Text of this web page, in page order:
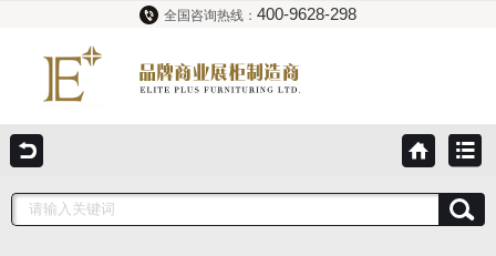
全国咨询热线： 400-9628-298